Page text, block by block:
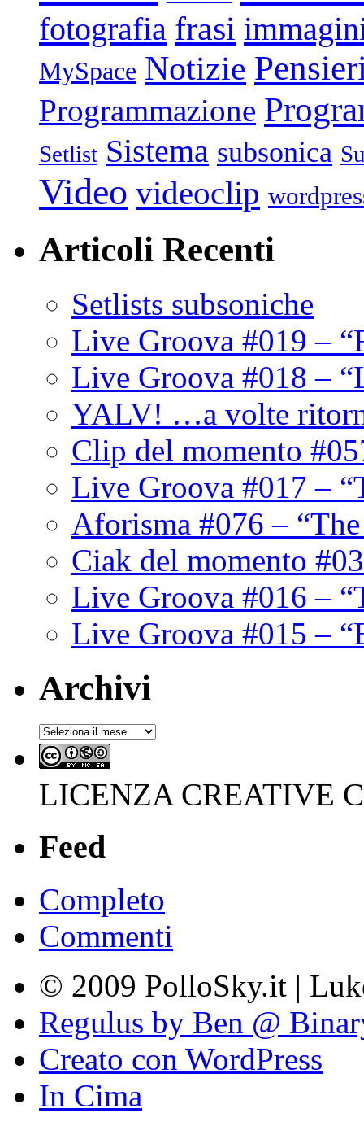
fotografia frasi
MySpace Notizie
Programmazione
Setlist Sistema subsonica
Video videoclip
Articoli Recenti
Setlists subsoniche
Live Groova #019 –
Live Groova #018 –
YALV! …a volte
Clip del momento
Live Groova #017 –
Aforisma #076 –
Ciak del momento
Live Groova #016 –
Live Groova #015 –
Archivi
Archivi
LICENZA CREATIVE
Feed
Completo
Commenti
© 2009 PolloSky.it |
Regulus by Ben @
Creato con WordPress
In Cima